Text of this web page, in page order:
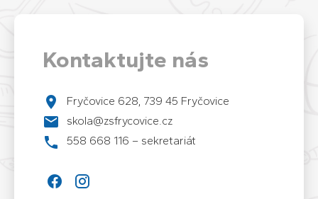
Kontaktujte nás
Fryčovice 628, 739 45 Fryčovice
skola@zsfrycovice.cz
558 668 116 – sekretariát